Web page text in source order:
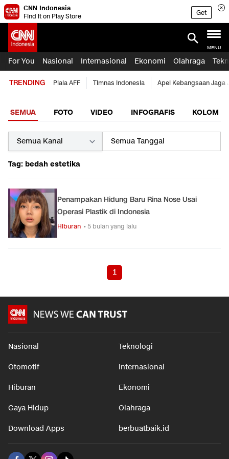
CNN Indonesia
Find it on Play Store
Get
MENU
For You Nasional Internasional Ekonomi Olahraga
TRENDING Piala AFF Timnas Indonesia Apel Kebangsaan Jaga
SEMUA FOTO VIDEO INFOGRAFIS KOLOM
Tag: bedah estetika
Penampakan Hidung Baru Rina Nose Usai
Operasi Plastik di Indonesia
Hiburan • 5 bulan yang lalu
1
Nasional Teknologi
Otomotif Internasional
Hiburan Ekonomi
Gaya Hidup Olahraga
Download Apps berbuatbaik.id